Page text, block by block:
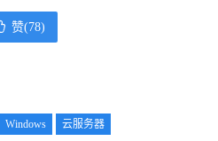
赞(78)
Windows 云服务器